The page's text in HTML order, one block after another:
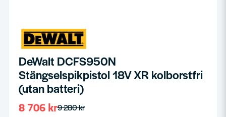
DeWalt DCFS950N
Stängselspikpistol 18V XR kolborstfri
(utan batteri)
9 280 kr
8 706 kr